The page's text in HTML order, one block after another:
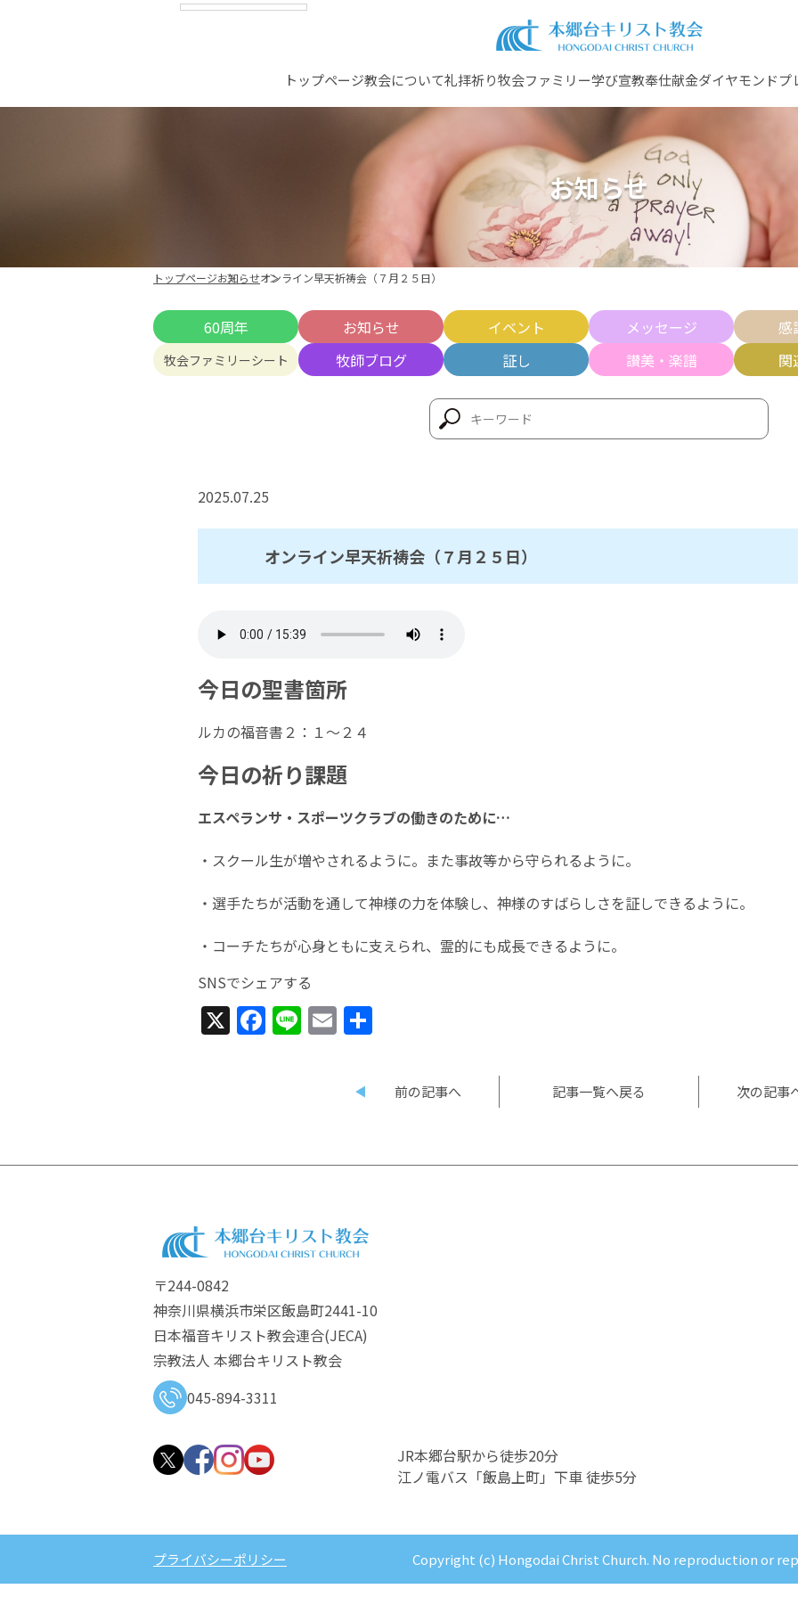
トップページ教会について礼拝祈り牧会ファミリー学び宣教奉仕献金ダイヤモンドプ
お知らせ
トップページお知らせオンライン早天祈祷会（７月２５日）
60周年 お知らせ イベント メッセージ 感
牧会ファミリーシート 牧師ブログ 証し 讃美・楽譜 関
2025.07.25
オンライン早天祈祷会（７月２５日）
今日の聖書箇所
ルカの福音書２：１～２４
今日の祈り課題
エスペランサ・スポーツクラブの働きのために…
・スクール生が増やされるように。また事故等から守られるように。
・選手たちが活動を通して神様の力を体験し、神様のすばらしさを証しできるように。
・コーチたちが心身ともに支えられ、霊的にも成長できるように。
SNSでシェアする
X Facebook
LineEmail
前の記事へ 記事一覧へ戻る 次の記事
〒244-0842
神奈川県横浜市栄区飯島町2441-10
日本福音キリスト教会連合​(JECA)
宗教法人 本郷台キリスト教会
045-894-3311
JR本郷台駅から徒歩20分
江ノ電バス「飯島上町」下車 徒歩5分
プライバシーポリシー Copyright (c) Hongodai Christ Church. No reproduction or